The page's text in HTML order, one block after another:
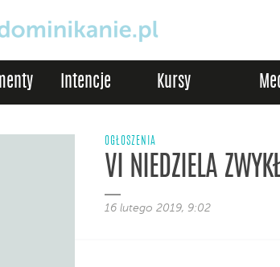
Intencje Kursy
OGŁOSZENIA
VI NIEDZIELA
16 lutego 2019, 9:02